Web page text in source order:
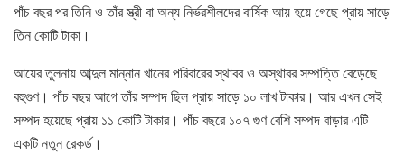
পাঁচ বছর পর তিনি ও তাঁর স্ত্রী বা অন্য নির্ভরশীলদের বার্ষিক আয় হয়ে গেছে প্রায় সাড়ে
তিন কোটি টাকা।
আয়ের তুলনায় আব্দুল মান্নান খানের পরিবারের স্থাবর ও অস্থাবর সম্পত্তি বেড়েছে
বহুগুণ। পাঁচ বছর আগে তাঁর সম্পদ ছিল প্রায় সাড়ে ১০ লাখ টাকার। আর এখন সেই
সম্পদ হয়েছে প্রায় ১১ কোটি টাকার। পাঁচ বছরে ১০৭ গুণ বেশি সম্পদ বাড়ার এটি
একটি নতুন রেকর্ড।